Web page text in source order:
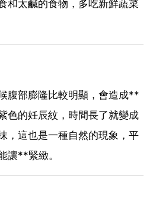
和太鹹的食物，多吃新鮮蔬菜
腹部膨隆比較明顯，會造成**
色的妊辰紋，時間長了就變成
，這也是一種自然的現象，平
讓**緊緻。